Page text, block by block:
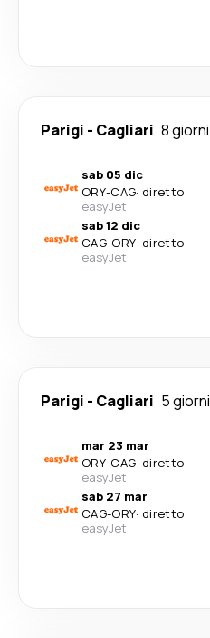
Parigi - Cagliari 8 giorni
sab 05 dic
ORY-CAG· diretto
easyJet
sab 12 dic
CAG-ORY· diretto
easyJet
Parigi - Cagliari 5 giorni
mar 23 mar
ORY-CAG· diretto
easyJet
sab 27 mar
CAG-ORY· diretto
easyJet